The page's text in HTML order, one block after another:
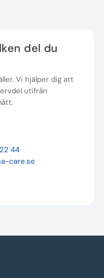
del du
Vi hjälper dig att
utifrån
44
care.se